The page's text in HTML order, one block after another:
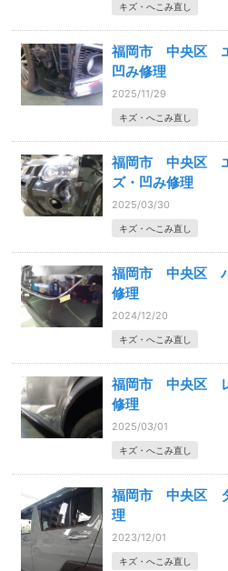
キズ・へこみ直し
福岡市 中央区
凹み修理
2025/11/29
キズ・へこみ直し
福岡市 中央区
ズ・凹み修理
2025/03/30
キズ・へこみ直し
福岡市 中央区
修理
2024/12/20
キズ・へこみ直し
福岡市 中央区
修理
2025/03/01
キズ・へこみ直し
福岡市 中央区
理
2023/12/01
キズ・へこみ直し